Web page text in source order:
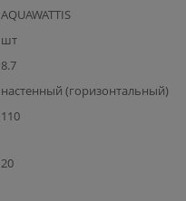
AQUAWATTIS
шт
8.7
настенный (горизонтальный)
110
20